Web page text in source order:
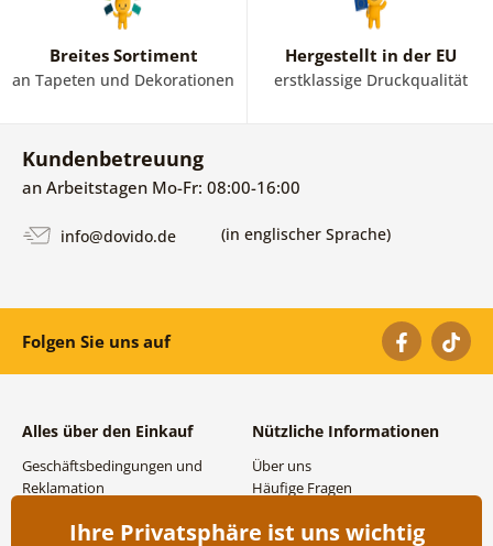
Breites Sortiment
an Tapeten und Dekorationen
Hergestellt in der EU
erstklassige Druckqualität
Kundenbetreuung
an Arbeitstagen Mo-Fr: 08:00-16:00
info@dovido.de (in englischer Sprache)
Folgen Sie uns auf
Alles über den Einkauf
Geschäftsbedingungen und
Reklamation
Versand- und
Nützliche Informationen
Über uns
Häufige Fragen
Großhandel und
Ihre Privatsphäre ist uns wichtig